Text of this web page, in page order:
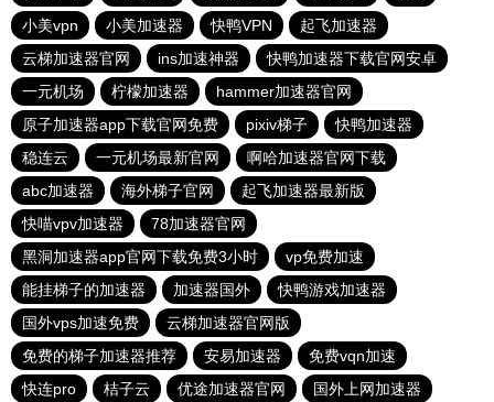
小美vpn
小美加速器 快鸭VPN
起飞加速器
云梯加速器官网
ins加速神器
快鸭加速器下载官网安卓
一元机场
柠檬加速器
hammer加速器官网
原子加速器app下载官网免费
pixiv梯子
快鸭加速器
稳连云
一元机场最新官网
啊哈加速器官网下载
abc加速器
海外梯子官网
起飞加速器最新版
快喵vpv加速器
78加速器官网
黑洞加速器app官网下载免费3小时
vp免费加速
能挂梯子的加速器
加速器国外
快鸭游戏加速器
国外vps加速免费
云梯加速器官网版
免费的梯子加速器推荐
安易加速器
免费vqn加速
快连pro
桔子云 优途加速器官网 国外上网加速器